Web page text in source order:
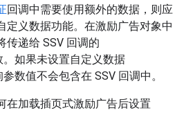
回调中需要使用额外的数据，则应
定义数据功能。在激励广告对象中
传递给 SSV 回调的
。如果未设置自定义数据
数值不会包含在 SSV 回调中。
在加载插页式激励广告后设置